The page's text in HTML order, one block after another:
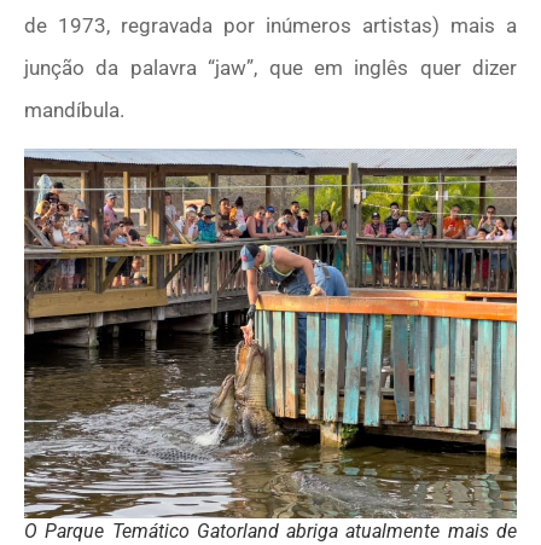
de 1973, regravada por inúmeros artistas) mais a
junção da palavra “jaw”, que em inglês quer dizer
mandíbula.
O Parque Temático Gatorland abriga atualmente mais de